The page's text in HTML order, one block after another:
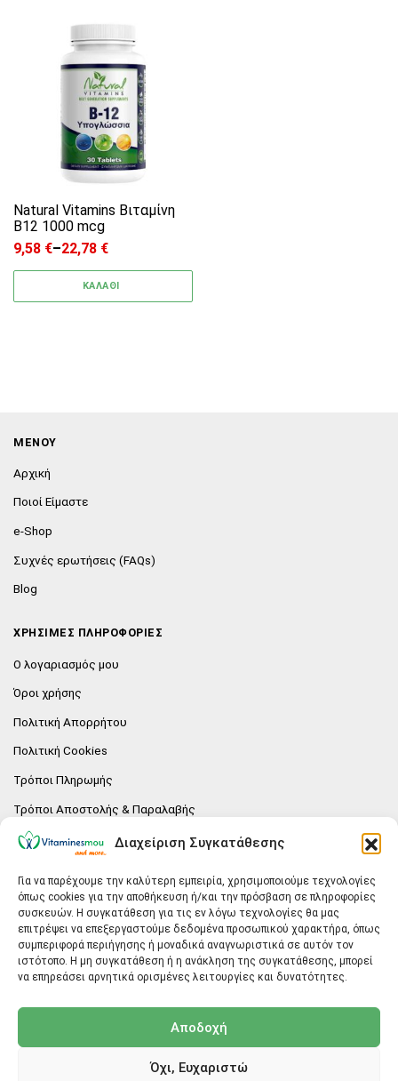
Διαχείριση Συγκατάθεσης
Για να παρέχουμε την καλύτερη εμπειρία, χρησιμοποιούμε τεχνολογίες
όπως cookies για την αποθήκευση ή/και την πρόσβαση σε πληροφορίες
συσκευών. Η συγκατάθεση για τις εν λόγω τεχνολογίες θα μας
επιτρέψει να επεξεργαστούμε δεδομένα προσωπικού χαρακτήρα, όπως
συμπεριφορά περιήγησης ή μοναδικά αναγνωριστικά σε αυτόν τον
ιστότοπο. Η μη συγκατάθεση ή η ανάκληση της συγκατάθεσης, μπορεί
να επηρεάσει αρνητικά ορισμένες λειτουργίες και δυνατότητες.
Αποδοχή
Όχι, Ευχαριστώ
Natural Vitamins Bιταμίνη
B12 1000 mcg
9,58 €–22,78 €
Price range: 9,58 € through 22,78 €
ΚΑΛΑΘΙ
Αυτό το προϊόν έχει πολλαπλές
ΜΕΝΟΥ
Αρχική
Ποιοί Είμαστε
e-Shop
Συχνές ερωτήσεις (FAQs)
Blog
ΧΡΗΣΙΜΕΣ ΠΛΗΡΟΦΟΡΙΕΣ
Ο λογαριασμός μου
Όροι χρήσης
Πολιτική Απορρήτου
Πολιτική Cookies
Τρόποι Πληρωμής
Τρόποι Αποστολής & Παραλαβής
Πολιτική επιστροφών
E-SHOP
Vitaminesmou.gr.
Άγιος Δημήτριος T.K.17236
Αττική